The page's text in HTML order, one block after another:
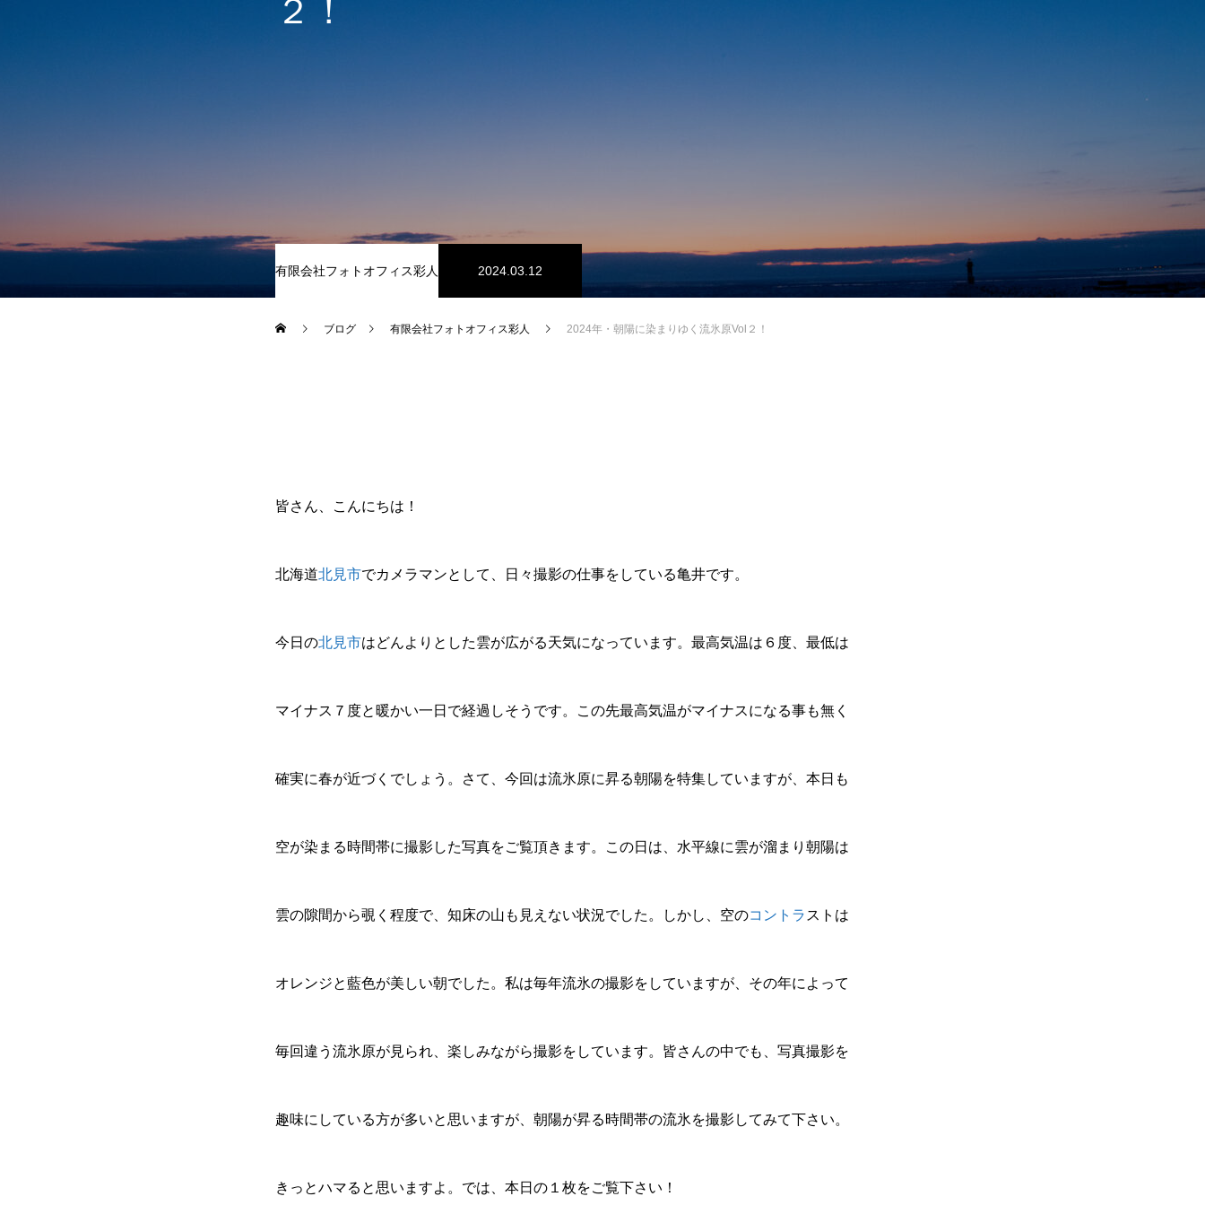
２！
有限会社フォトオフィス彩人 2024.03.12
ブログ 有限会社フォトオフィス彩人 2024年・朝陽に染まりゆく流氷原Vol２！
皆さん、こんにちは！
北海道北見市でカメラマンとして、日々撮影の仕事をしている亀井です。
今日の北見市はどんよりとした雲が広がる天気になっています。最高気温は６度、最低は
マイナス７度と暖かい一日で経過しそうです。この先最高気温がマイナスになる事も無く
確実に春が近づくでしょう。さて、今回は流氷原に昇る朝陽を特集していますが、本日も
空が染まる時間帯に撮影した写真をご覧頂きます。この日は、水平線に雲が溜まり朝陽は
雲の隙間から覗く程度で、知床の山も見えない状況でした。しかし、空のコントラ ストは
オレンジと藍色が美しい朝でした。私は毎年流氷の撮影をしていますが、その年によって
毎回違う流氷原が見られ、楽しみながら撮影をしています。皆さんの中でも、写真撮影を
趣味にしている方が多いと思いますが、朝陽が昇る時間帯の流氷を撮影してみて下さい。
きっとハマると思いますよ。では、本日の１枚をご覧下さい！